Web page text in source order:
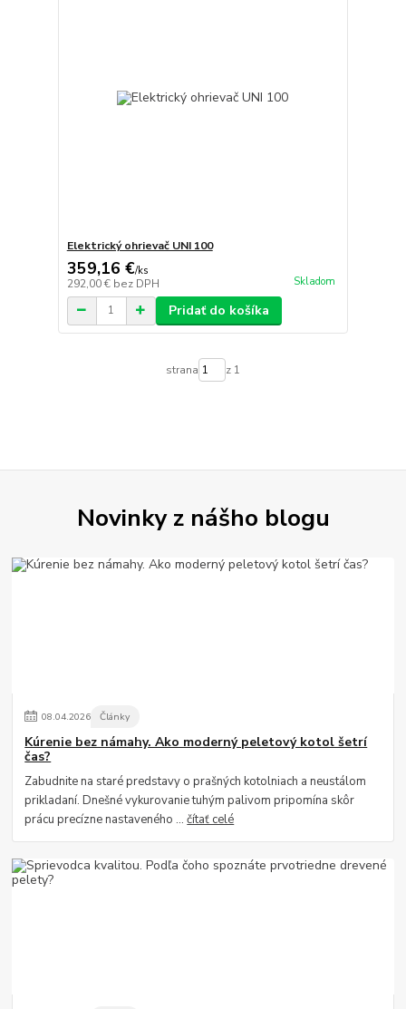
Elektrický ohrievač UNI 100
359,16 €/ks
292,00 € bez DPH Skladom
Pridať do košíka
strana z 1
Novinky z nášho blogu
08.04.2026 Články
Kúrenie bez námahy. Ako moderný peletový kotol šetrí
čas?
Zabudnite na staré predstavy o prašných kotolniach a neustálom
prikladaní. Dnešné vykurovanie tuhým palivom pripomína skôr
prácu precízne nastaveného ...čítať celé